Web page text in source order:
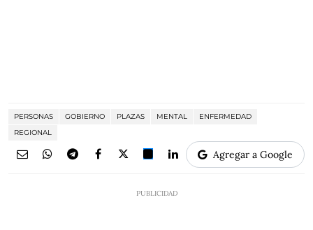
PERSONAS GOBIERNO PLAZAS MENTAL
ENFERMEDAD
REGIONAL
Agregar a Google